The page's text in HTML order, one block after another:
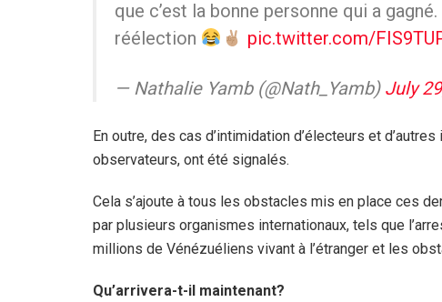
que c’est la bonne personne qui a
réélection
pic.twitter.com/
— Nathalie Yamb (@Nath_Yamb) July
En outre, des cas d’intimidation d’électeurs et
observateurs, ont été signalés.
Cela s’ajoute à tous les obstacles mis en place ces
par plusieurs organismes internationaux, tels que
millions de Vénézuéliens vivant à l’étranger et les
Qu’arrivera-t-il maintenant?